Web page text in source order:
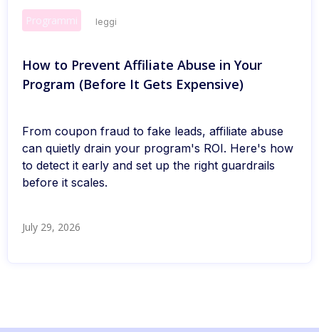
Programmi leggi
How to Prevent Affiliate Abuse in Your
Program (Before It Gets Expensive)
From coupon fraud to fake leads, affiliate abuse
can quietly drain your program's ROI. Here's how
to detect it early and set up the right guardrails
before it scales.
July 29, 2026